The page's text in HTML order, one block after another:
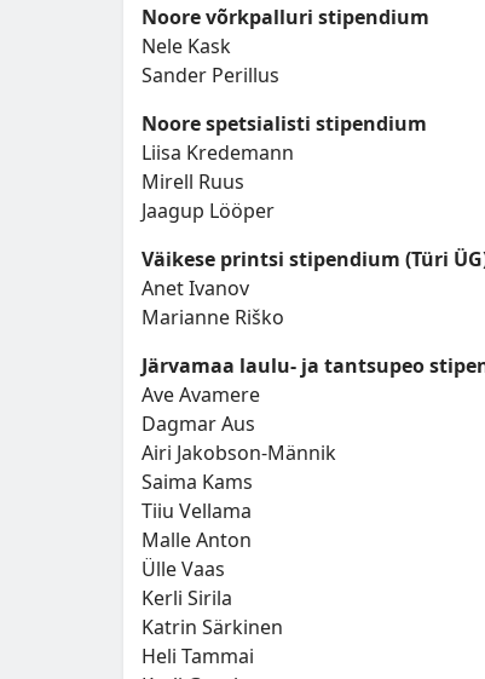
Noore võrkpalluri stipendium
Nele Kask
Sander Perillus
Noore spetsialisti stipendium
Liisa Kredemann
Mirell Ruus
Jaagup Lööper
Väikese printsi stipendium (Türi
Anet Ivanov
Marianne Riško
Järvamaa laulu- ja tantsupeo
Ave Avamere
Dagmar Aus
Airi Jakobson-Männik
Saima Kams
Tiiu Vellama
Malle Anton
Ülle Vaas
Kerli Sirila
Katrin Särkinen
Heli Tammai